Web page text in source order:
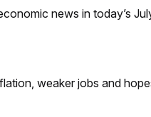
news in today’s
weaker jobs and